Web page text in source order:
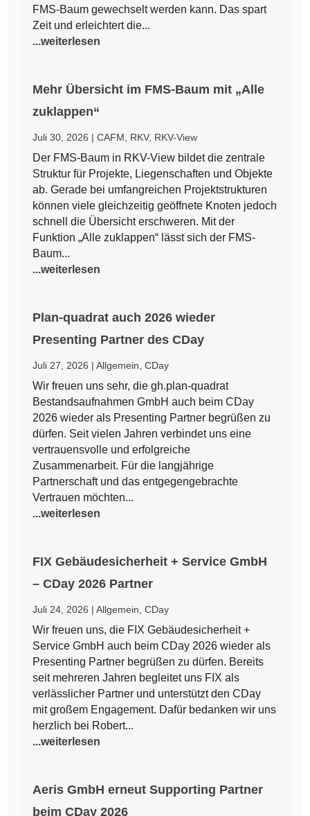
FMS-Baum gewechselt werden kann. Das spart
Zeit und erleichtert die...
...weiterlesen
Mehr Übersicht im FMS-Baum mit „Alle
zuklappen“
Juli 30, 2026 |CAFM RKV, RKV-View
Der FMS-Baum in RKV-View bildet die zentrale
Struktur für Projekte, Liegenschaften und Objekte
ab. Gerade bei umfangreichen Projektstrukturen
können viele gleichzeitig geöffnete Knoten jedoch
schnell die Übersicht erschweren. Mit der
Funktion „Alle zuklappen“ lässt sich der FMS-
Baum...
...weiterlesen
Plan-quadrat auch 2026 wieder
Presenting Partner des CDay
Juli 27, 2026 |Allgemein ,CDay
Wir freuen uns sehr, die gh.plan-quadrat
Bestandsaufnahmen GmbH auch beim CDay
2026 wieder als Presenting Partner begrüßen zu
dürfen. Seit vielen Jahren verbindet uns eine
vertrauensvolle und erfolgreiche
Zusammenarbeit. Für die langjährige
Partnerschaft und das entgegengebrachte
Vertrauen möchten...
...weiterlesen
FIX Gebäudesicherheit + Service GmbH
– CDay 2026 Partner
Juli 24, 2026 |Allgemein ,CDay
Wir freuen uns, die FIX Gebäudesicherheit +
Service GmbH auch beim CDay 2026 wieder als
Presenting Partner begrüßen zu dürfen. Bereits
seit mehreren Jahren begleitet uns FIX als
verlässlicher Partner und unterstützt den CDay
mit großem Engagement. Dafür bedanken wir uns
herzlich bei Robert...
...weiterlesen
Aeris GmbH erneut Supporting Partner
beim CDay 2026